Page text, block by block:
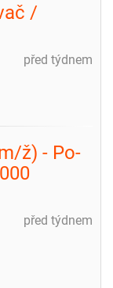
/
před týdnem
ž) - Po-
před týdnem